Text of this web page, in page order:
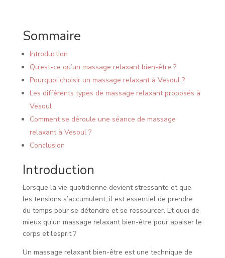
Sommaire
Introduction
Qu’est-ce qu’un massage relaxant bien-être ?
Pourquoi choisir un massage relaxant à Vesoul ?
Les différents types de massage relaxant proposés à
Vesoul
Comment se déroule une séance de massage
relaxant à Vesoul ?
Conclusion
Introduction
Lorsque la vie quotidienne devient stressante et que
les tensions s’accumulent, il est essentiel de prendre
du temps pour se détendre et se ressourcer. Et quoi de
mieux qu’un massage relaxant bien-être pour apaiser le
corps et l’esprit ?
Un massage relaxant bien-être est une technique de